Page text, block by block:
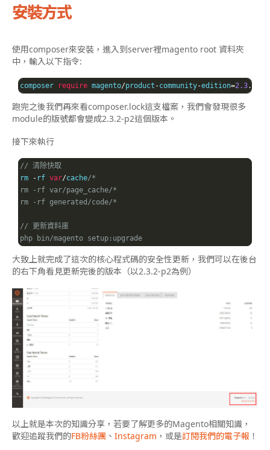
安裝方式
使用composer來安裝，進入到server裡magento root 資料夾
中，輸入以下指令:
composer require magento/product -community-edition=2.3.
跑完之後我們再來看composer.lock這支檔案，我們會發現很多
module的版號都會變成2.3.2-p2這個版本。
接下來執行
// 清除快取
rm
- rf var/cache/*
rm -rf var/page_cache/*
rm -rf generated/code/*
// 更新資料庫
php bin/magento setup:upgrade
大致上就完成了這次的核心程式碼的安全性更新，我們可以在後台
的右下角看見更新完後的版本（以2.3.2-p2為例）
以上就是本次的知識分享，若要了解更多的Magento相關知識，
歡迎追蹤我們的FB粉絲團 、 Instagram ，或是訂閱我們的電子報 ！